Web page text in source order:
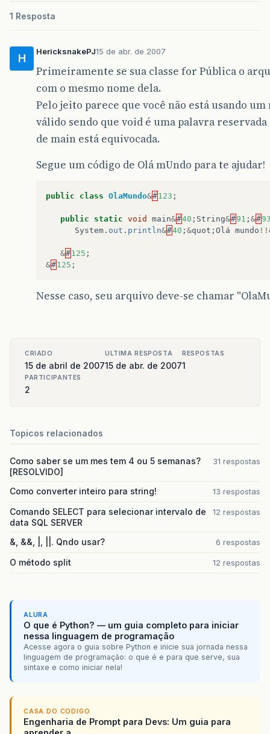
1 Resposta
H
HericksnakePJ15 de abr. de 2007
Primeiramente se sua classe for Pública o
com o mesmo nome dela.
Pelo jeito parece que você não está usando um
válido sendo que void é uma palavra
de main está equivocada.
Segue um código de Olá mUndo para te ajudar!
public class OlaMundo&#123 ;
public static void main&#40 ; String&#91 ; &#
System . out . println&#40 ; &quot ; Olá mundo
&#125 ;
&#125 ;
Nesse caso, seu arquivo deve-se chamar
CRIADO
15 de abril de 2007
ULTIMA RESPOSTA
15 de abr. de 2007
RESPOSTAS
1
PARTICIPANTES
2
Topicos relacionados
Como saber se um mes tem 4 ou 5 semanas?
[RESOLVIDO]
31 respostas
Como converter inteiro para string! 13 respostas
Comando SELECT para selecionar intervalo de
data SQL SERVER
12 respostas
&, &&, |, ||. Qndo usar? 6 respostas
O método split 12 respostas
ALURA
O que é Python? — um guia completo para iniciar
nessa linguagem de programação
Acesse agora o guia sobre Python e inicie sua jornada nessa
linguagem de programação: o que é e para que serve, sua
sintaxe e como iniciar nela!
CASA DO CODIGO
Engenharia de Prompt para Devs: Um guia para